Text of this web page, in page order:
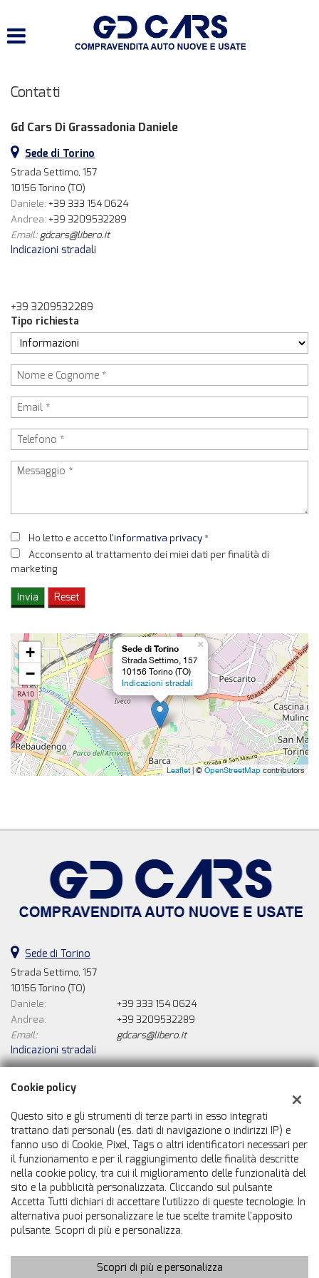
ACQUISTIAMO USATO E
VEICOLI COMMERCIALI
CONTATTI
Contatti
Gd Cars Di Grassadonia Daniele
Sede di Torino
Strada Settimo, 157
10156 Torino (TO)
Daniele: +39 333 154 0624
Andrea: +39 3209532289
Email: gdcars@libero.it
Indicazioni stradali
+39 3209532289
Tipo richiesta
Ho letto e accetto l'informativa privacy*
Acconsento al trattamento dei miei dati per finalità di
marketing
Sede di Torino
Strada Settimo, 157
10156 Torino (TO)
Indicazioni stradali
×
+
−
Leaflet| © OpenStreetMap contributors
Sede di Torino
Strada Settimo, 157
10156 Torino (TO)
Daniele:
+39 333 154 0624
Andrea:
+39 3209532289
Email:
gdcars@libero.it
Indicazioni stradali
Gd Cars Di Grassadonia Daniele
Strada Settimo, 157, Torino (TO)
C.F/P.IVA:08730730010
Registro delle imprese: TO
Copyright © 2026 GestionaleAuto.com S.r.l., Tutti i diritti riservati
Cookie policy
Questo sito e gli strumenti di terze parti in esso integrati
trattano dati personali (es. dati di navigazione o indirizzi IP) e
fanno uso di Cookie, Pixel, Tags o altri identificatori necessari per
il funzionamento e per il raggiungimento delle finalità descritte
nella cookie policy, tra cui il miglioramento delle funzionalità del
sito e la pubblicità personalizzata. Cliccando sul pulsante
Accetta Tutti dichiari di accettare l'utilizzo di queste tecnologie. In
alternativa puoi personalizzare le tue scelte tramite l'apposito
pulsante. Scopri di più e personalizza.
Scopri di più e personalizza